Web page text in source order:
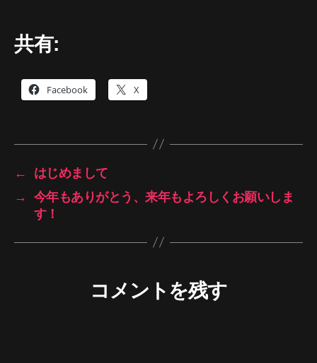
共有:
Facebook X
←
はじめまして
→
今年もありがとう、来年もよろしくお願いしま
す！
コメントを残す